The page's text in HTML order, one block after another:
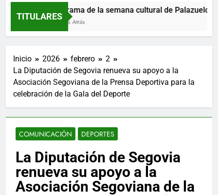
TITULARES
Programa de la semana cultural de Palazuelos
2 Horas Atrás
Inicio 2026 febrero
2
La Diputación de Segovia renueva su apoyo a la
Asociación Segoviana de la Prensa Deportiva para la
celebración de la Gala del Deporte
COMUNICACIÓN DEPORTES
La Diputación de Segovia
renueva su apoyo a la
Asociación Segoviana de la